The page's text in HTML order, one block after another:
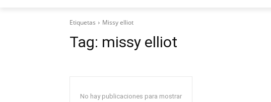
Etiquetas Missy elliot
Tag: missy elliot
No hay publicaciones para mostrar